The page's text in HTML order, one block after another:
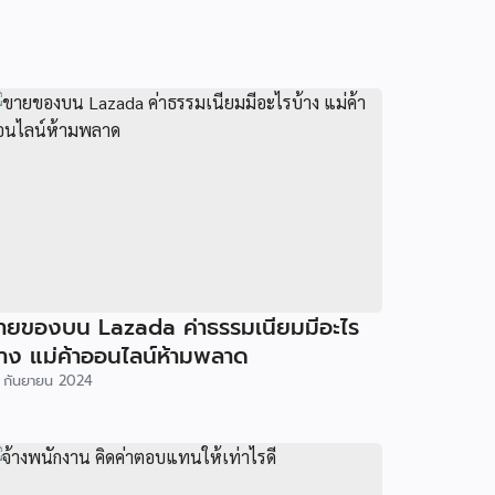
ยของบน Lazada ค่าธรรมเนียมมีอะไร
ง แม่ค้าออนไลน์ห้ามพลาด
กันยายน 2024